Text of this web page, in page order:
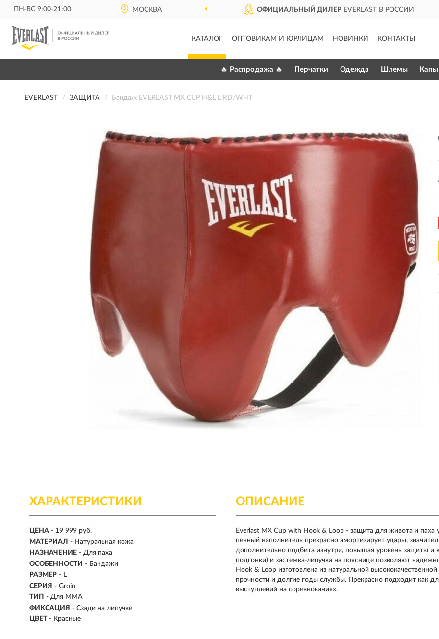
ПН-ВС 9:00-21:00 МОСКВА ОФИЦИАЛЬНЫЙ ДИЛЕР EVERLAST В РОССИИ
КАТАЛОГ ОПТОВИКАМ И ЮРЛИЦАМ НОВИНКИ КОНТАКТЫ
🔥 Распродажа 🔥 Перчатки Одежда Шлемы Капы
EVERLAST ЗАЩИТА Бандаж EVERLAST MX CUP H&L L RD/WHT
ХАРАКТЕРИСТИКИ
ЦЕНА - 19 999 руб.
МАТЕРИАЛ - Натуральная кожа
НАЗНАЧЕНИЕ - Для паха
ОСОБЕННОСТИ - Бандажи
РАЗМЕР - L
СЕРИЯ - Groin
ТИП - Для MMA
ФИКСАЦИЯ - Сзади на липучке
ЦВЕТ - Красные
ОПИСАНИЕ
Everlast MX Cup with Hook & Loop - защита для живота и
пенный наполнитель прекрасно амортизирует удары,
дополнительно подбита изнутри, повышая уровень защиты
подгонки) и застежка-липучка на пояснице позволяют
Hook & Loop изготовлена из натуральной
прочности и долгие годы службы. Прекрасно подходит как
выступлений на соревнованиях.